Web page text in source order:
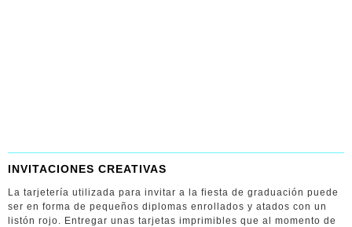
INVITACIONES CREATIVAS
La tarjetería utilizada para invitar a la fiesta de graduación puede
ser en forma de pequeños diplomas enrollados y atados con un
listón rojo. Entregar unas tarjetas imprimibles que al momento de